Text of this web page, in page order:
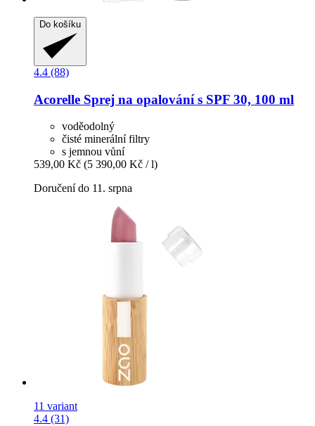
Do košíku
4.4 (88)
Acorelle Sprej na opalování s SPF 30, 100 ml
voděodolný
čisté minerální filtry
s jemnou vůní
539,00 Kč (5 390,00 Kč / l)
Doručení do 11. srpna
11 variant
4.4 (31)